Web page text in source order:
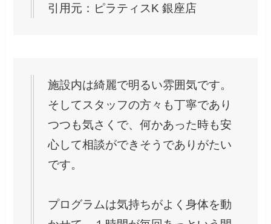
引用元：ピラティスK 銀座店
施設内は綺麗で明るい雰囲気です。
そしてスタッフの方々も丁寧であり
つつも気さくで、何かあった時も安
心して相談ができそうでありがたい
です。
プログラムは気持ちがよく身体を動